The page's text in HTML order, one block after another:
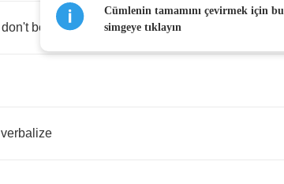
don't belong
verbalize
Cümlenin tamamını çevirmek için bu
simgeye tıklayın